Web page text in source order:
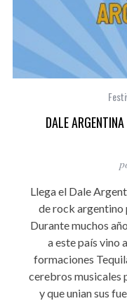
DALE
Llega el Dale
de rock argentino
Durante muchos
a este país vino
formaciones
cerebros musicales
y que unian sus